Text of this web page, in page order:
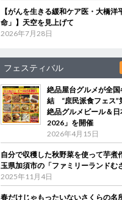
【がんを生きる緩和ケア医・大橋洋
命」】天空を見上げて
2026年7月28日
フェスティバル
絶品屋台グルメが全
結 “庶民派食フェス”
絶品グルメビール＆日
2026」を開催
2026年4月15日
自分で収穫した秋野菜を使って芋
玉県加須市の「ファミリーランドむ
2025年11月4日
春だけじゃもったいないさくらの名